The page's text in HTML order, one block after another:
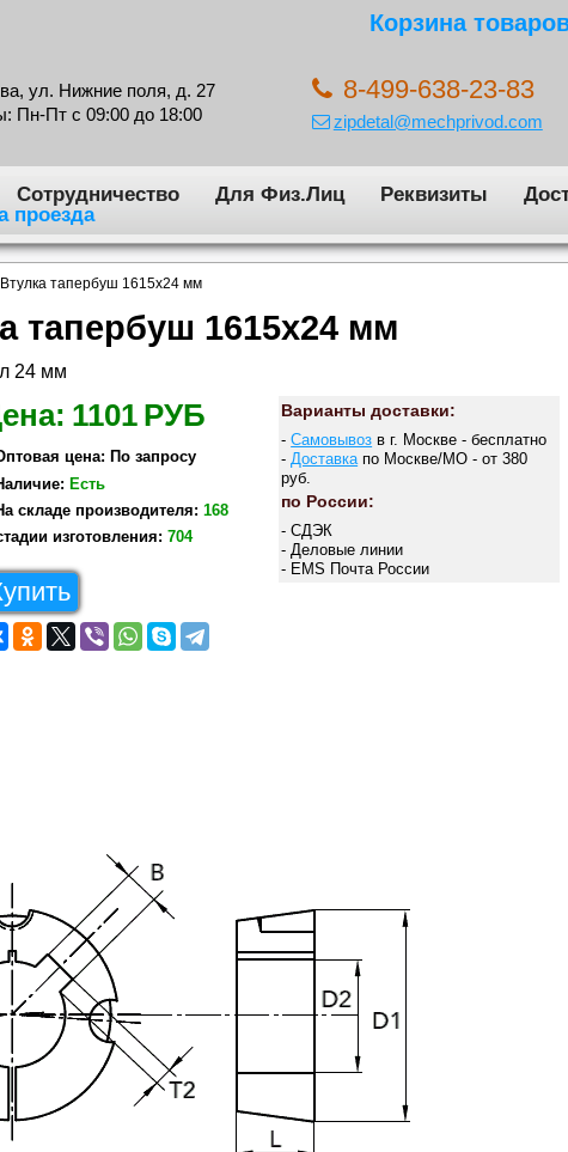
Корзина
ул. Нижние поля, д. 27
Пн-Пт с 09:00 до 18:00
8-499-638-23-83
zipdetal@mechprivod.com
Сотрудничество Для Физ.Лиц Реквизиты
проезда
Втулка тапербуш 1615x24 мм
тапербуш 1615x24 мм
24 мм
1101 РУБ
цена: По запросу
Есть
складе производителя: 168
изготовления: 704
Варианты доставки:
-Самовывоз в г. Москве - бесплатно
- Доставка по Москве/МО - от 380
руб.
по России:
- СДЭК
- Деловые линии
- EMS Почта России